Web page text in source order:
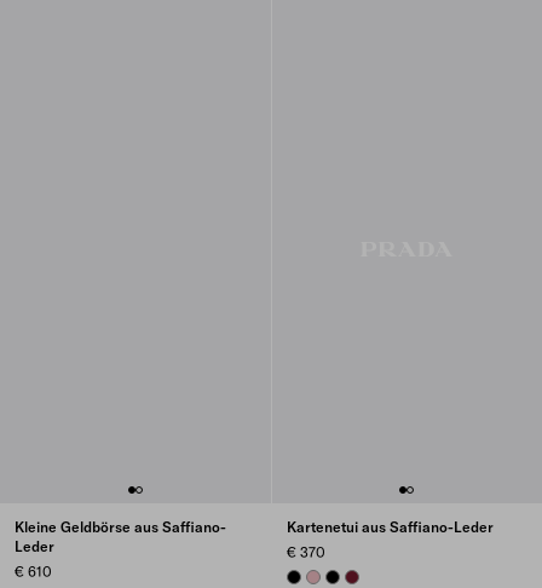
Kleine Geldbörse aus Saffiano-
Leder
€ 610
Kartenetui aus Saffiano-Leder
€ 370
BLACKPEACHBLACKBURGUNDY